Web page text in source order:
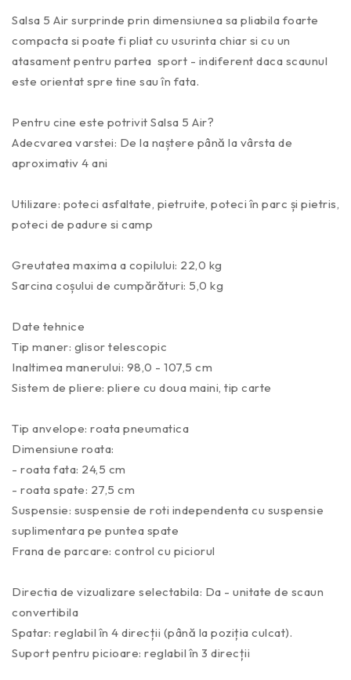
Salsa 5 Air surprinde prin dimensiunea sa pliabila foarte
compacta si poate fi pliat cu usurinta chiar si cu un
atasament pentru partea sport - indiferent daca scaunul
este orientat spre tine sau în fata.
Pentru cine este potrivit Salsa 5 Air?
Adecvarea varstei: De la naștere până la vârsta de
aproximativ 4 ani
Utilizare: poteci asfaltate, pietruite, poteci în parc și pietris,
poteci de padure si camp
Greutatea maxima a copilului: 22,0 kg
Sarcina coșului de cumpărături: 5,0 kg
Date tehnice
Tip maner: glisor telescopic
Inaltimea manerului: 98,0 - 107,5 cm
Sistem de pliere: pliere cu doua maini, tip carte
Tip anvelope: roata pneumatica
Dimensiune roata:
- roata fata: 24,5 cm
- roata spate: 27,5 cm
Suspensie: suspensie de roti independenta cu suspensie
suplimentara pe puntea spate
Frana de parcare: control cu ​​piciorul
Directia de vizualizare selectabila: Da - unitate de scaun
convertibila
Spatar: reglabil în 4 direcții (până la poziția culcat).
Suport pentru picioare: reglabil în 3 direcții